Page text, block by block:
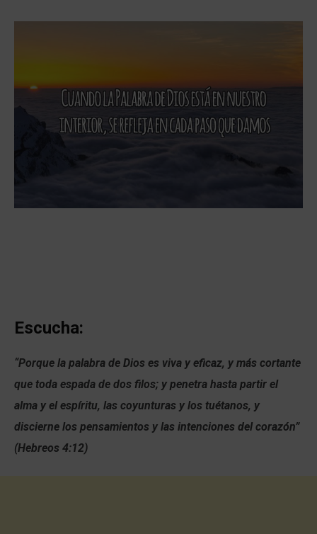
Escucha:
“Porque la palabra de Dios es viva y eficaz, y más cortante
que toda espada de dos filos; y penetra hasta partir el
alma y el espíritu, las coyunturas y los tuétanos, y
discierne los pensamientos y las intenciones del corazón”
(Hebreos 4:12)